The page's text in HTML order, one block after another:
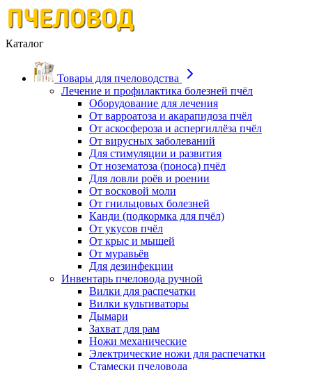
Каталог
Товары для пчеловодства
Лечение и профилактика болезней пчёл
Оборудование для лечения
От варроатоза и акарапидоза пчёл
От аскосфероза и аспергиллёза пчёл
От вирусных заболеваний
Для стимуляции и развития
От нозематоза (поноса) пчёл
Для ловли роёв и роении
От восковой моли
От гнильцовых болезней
Канди (подкормка для пчёл)
От укусов пчёл
От крыс и мышей
От муравьёв
Для дезинфекции
Инвентарь пчеловода ручной
Вилки для распечатки
Вилки культиваторы
Дымари
Захват для рам
Ножи механические
Электрические ножи для распечатки
Стамески пчеловода